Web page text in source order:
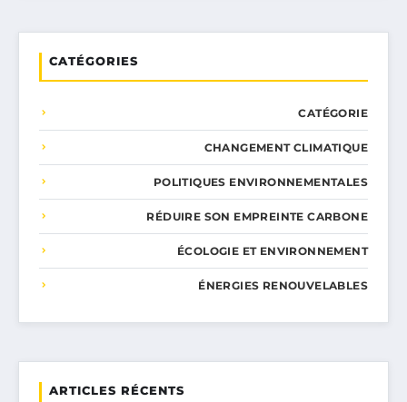
CATÉGORIES
CATÉGORIE
CHANGEMENT CLIMATIQUE
POLITIQUES ENVIRONNEMENTALES
RÉDUIRE SON EMPREINTE CARBONE
ÉCOLOGIE ET ENVIRONNEMENT
ÉNERGIES RENOUVELABLES
ARTICLES RÉCENTS